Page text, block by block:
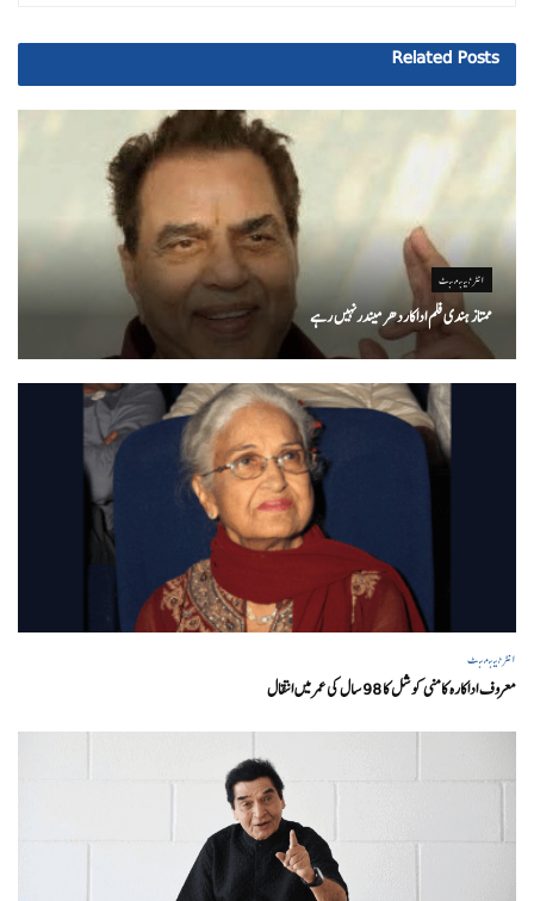
Related Posts
انٹرٹینمنٹ
ممتاز ہندی فلم اداکاردھرمیندرنہیں رہے
انٹرٹینمنٹ
معروف اداکارہ کامنی کوشل کا 98 سال کی عمر میں انتقال